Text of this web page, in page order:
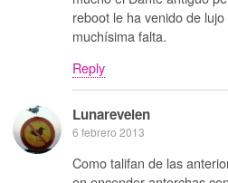
reboot le ha venido de
muchísima falta.
Reply
Lunarevelen
6 febrero 2013
Como talifan de las